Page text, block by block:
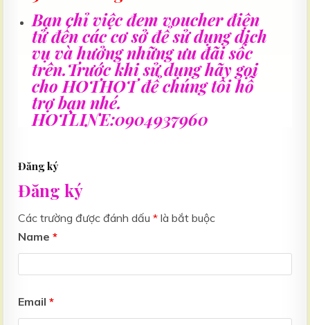
Bạn chỉ việc đem voucher điện
tử đến các cơ sở để sử dụng dịch
vụ và hưởng những ưu đãi sốc
trên.Trước khi sử dụng hãy gọi
cho HOTHOT để chúng tôi hỗ
trợ bạn nhé.
HOTLINE:0904937960
Đăng ký
Đăng ký
Các trường được đánh dấu* là bắt buộc
Name*
Email*